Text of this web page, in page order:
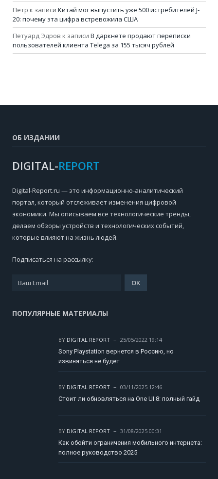
Петр к записи Китай мог выпустить уже 500 истребителей J-
20: почему эта цифра встревожила США
Петуард Эдров к записи В даркнете продают переписки
пользователей клиента Telega за 155 тысяч рублей
ОБ ИЗДАНИИ
DIGITAL-REPORT
Digital-Report.ru — это информационно-аналитический
портал, который отслеживает изменения цифровой
экономики. Мы описываем все технологические тренды,
делаем обзоры устройств и технологических событий,
которые влияют на жизнь людей.
Подписаться на рассылку:
ПОПУЛЯРНЫЕ МАТЕРИАЛЫ
BY DIGITAL REPORT
25/05/2022 19:14
Sony Playstation вернется в Россию, но
извиняться не будет
BY DIGITAL REPORT
03/11/2025 12:46
Стоит ли обновляться на One UI 8: полный гайд
BY DIGITAL REPORT
31/08/2025 00:31
Как обойти ограничения мобильного интернета:
полное руководство 2025